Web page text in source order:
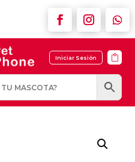
Iniciar Sesión 